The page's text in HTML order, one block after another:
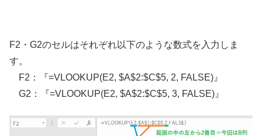
F2・G2のセルはそれぞれ以下のような数式を入力しま
す。
F2：『=VLOOKUP(E2, $A$2:$C$5, 2, FALSE)』
G2：『=VLOOKUP(E2, $A$2:$C$5, 3, FALSE)』